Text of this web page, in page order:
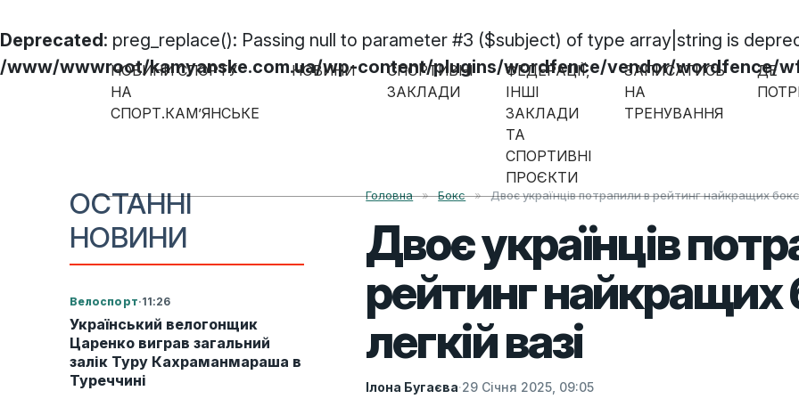
Deprecated: preg_replace(): Passing null to parameter #3 ($subject) of type array|string is
/www/wwwroot/kamyanske.com.ua/wp-content/plugins/wordfence/vendor/wordfence/
Skip to content
НОВИНИ СПОРТУ
НА
СПОРТ.КАМ’ЯНСЬКЕ
НОВИНИ
СПОРТИВНІ
ЗАКЛАДИ
ФЕДЕРАЦІЇ,
ІНШІ
ЗАКЛАДИ
ТА
СПОРТИВНІ
ПРОЄКТИ
ЗАПИСАТИСЬ
НА
ТРЕНУВАННЯ
ДЕ
ОСТАННІ
НОВИНИ
Велоспорт·11:26
Український велогонщик
Царенко виграв загальний
залік Туру Кахраманмараша в
Туреччині
Головна » Бокс » Двоє українців потрапили в рейтинг найкращих
Двоє українців
рейтинг найкращих
легкій вазі
Ілона Бугаєва·29 Січня 2025, 09:05